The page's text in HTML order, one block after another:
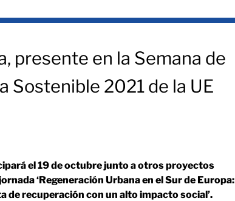
presente en la Semana de
Sostenible 2021 de la UE
el 19 de octubre junto a otros proyectos
‘Regeneración Urbana en el Sur de Europa:
de recuperación con un alto impacto social’.